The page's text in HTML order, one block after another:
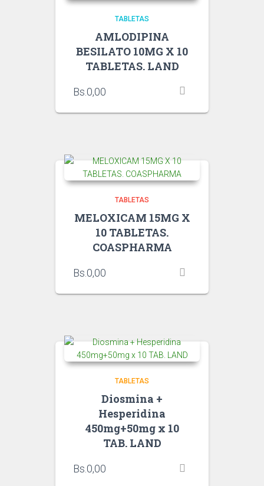
TABLETAS
AMLODIPINA
BESILATO 10MG X 10
TABLETAS. LAND
Bs. 0,00
TABLETAS
MELOXICAM 15MG X
10 TABLETAS.
COASPHARMA
Bs. 0,00
TABLETAS
Diosmina +
Hesperidina
450mg+50mg x 10
TAB. LAND
Bs. 0,00